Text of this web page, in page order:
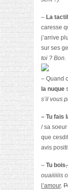
– La
caresse
j’arrive
sur ses
toi ? Bon.
– Quand
la nuque
s’il vous
– Tu fais
/ sa
que
avis
– Tu bois
ouaiiiiiis
l’amour.